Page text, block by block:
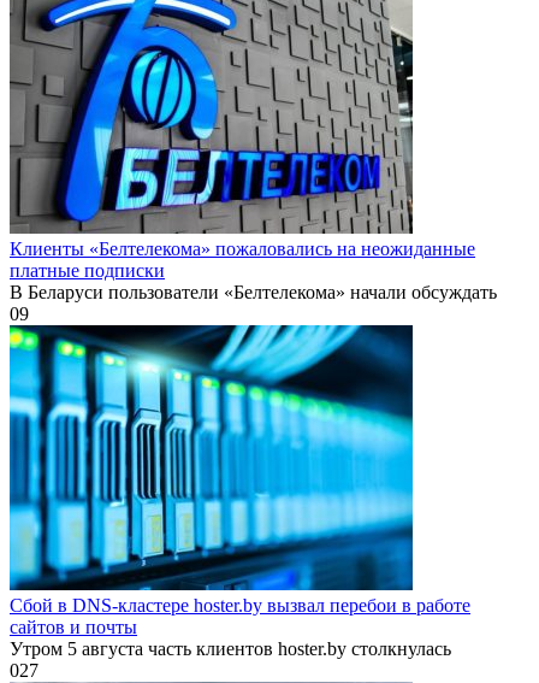
Клиенты «Белтелекома» пожаловались на неожиданные
платные подписки
В Беларуси пользователи «Белтелекома» начали обсуждать
09
Сбой в DNS-кластере hoster.by вызвал перебои в работе
сайтов и почты
Утром 5 августа часть клиентов hoster.by столкнулась
027